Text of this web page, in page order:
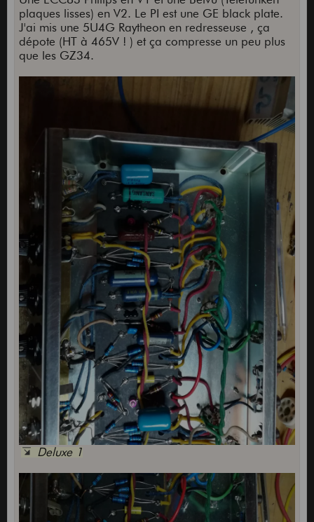
plaques lisses) en V2. Le PI est une GE black plate.
J'ai mis une 5U4G Raytheon en redresseuse , ça
dépote (HT à 465V ! ) et ça compresse un peu plus
que les GZ34.
Deluxe 1